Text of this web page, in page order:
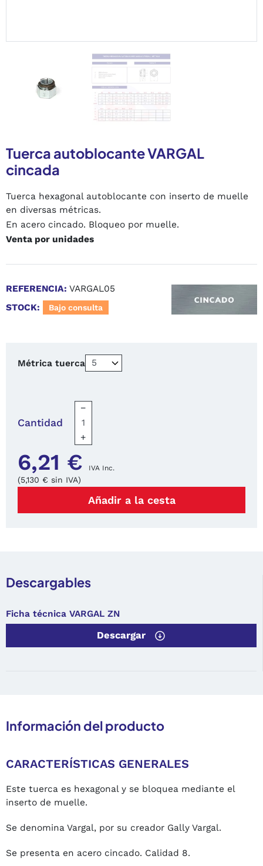
Tuerca autoblocante VARGAL
cincada
Tuerca hexagonal autoblocante con inserto de muelle
en diversas métricas.
En acero cincado. Bloqueo por muelle.
Venta por unidades
REFERENCIA: VARGAL05
STOCK:
Bajo consulta
Métrica tuerca
Cantidad
−
+
6,21 € IVA Inc.
(5,130 € sin IVA)
Añadir a la cesta
Descargables
Ficha técnica VARGAL ZN
Descargar
Información del producto
CARACTERÍSTICAS GENERALES
Este tuerca es hexagonal y se bloquea mediante el
inserto de muelle.
Se denomina Vargal, por su creador Gally Vargal.
Se presenta en acero cincado. Calidad 8.